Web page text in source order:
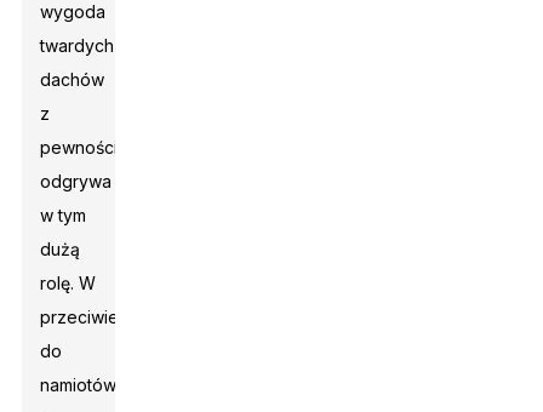
wygoda
twardych
dachów
z
pewnością
odgrywa
w tym
dużą
rolę. W
przeciwieństwie
do
namiotów